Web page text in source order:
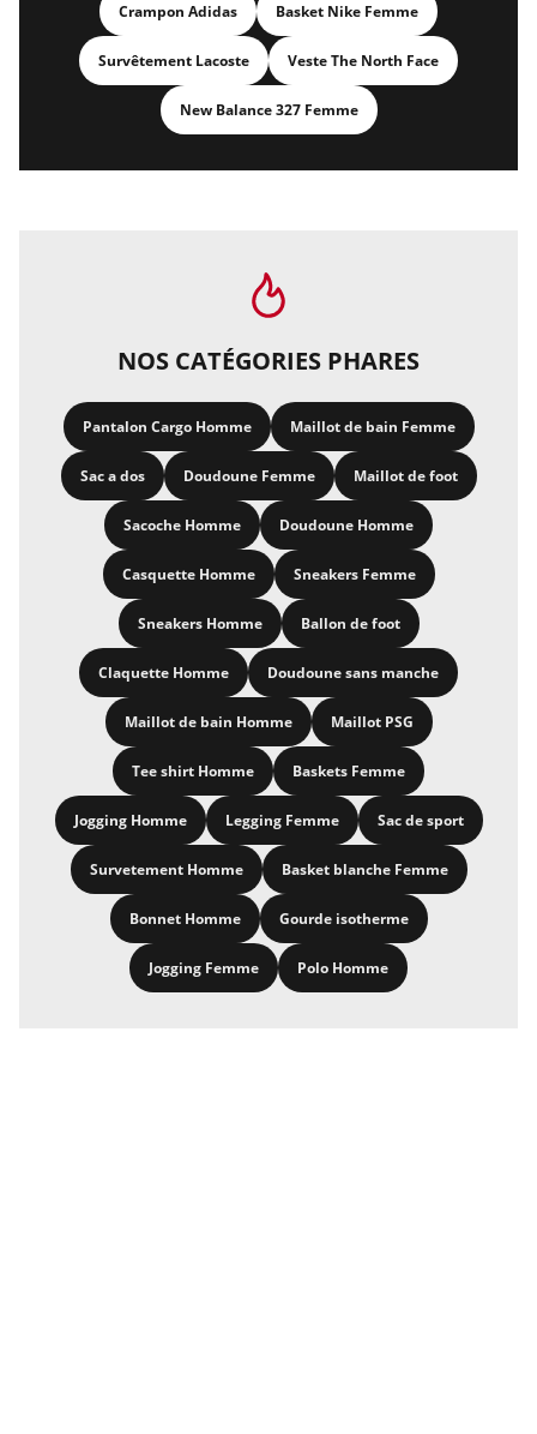
Crampon Adidas Basket Nike Femme
Survêtement Lacoste Veste The North Face
New Balance 327 Femme
NOS CATÉGORIES PHARES
Pantalon Cargo Homme Maillot de bain Femme
Sac a dos Doudoune Femme Maillot de foot
Sacoche Homme Doudoune Homme
Casquette Homme Sneakers Femme
Sneakers Homme Ballon de foot
Claquette Homme Doudoune sans manche
Maillot de bain Homme Maillot PSG
Tee shirt Homme Baskets Femme
Jogging Homme Legging Femme Sac de sport
Survetement Homme Basket blanche Femme
Bonnet Homme Gourde isotherme
Jogging Femme Polo Homme